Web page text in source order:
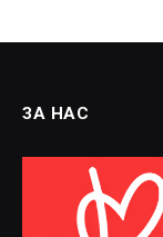
ЗА НАС